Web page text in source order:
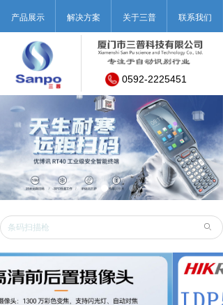
产品展示 解决方案 关于三普 联系我们
0592-2225451
ꄙ